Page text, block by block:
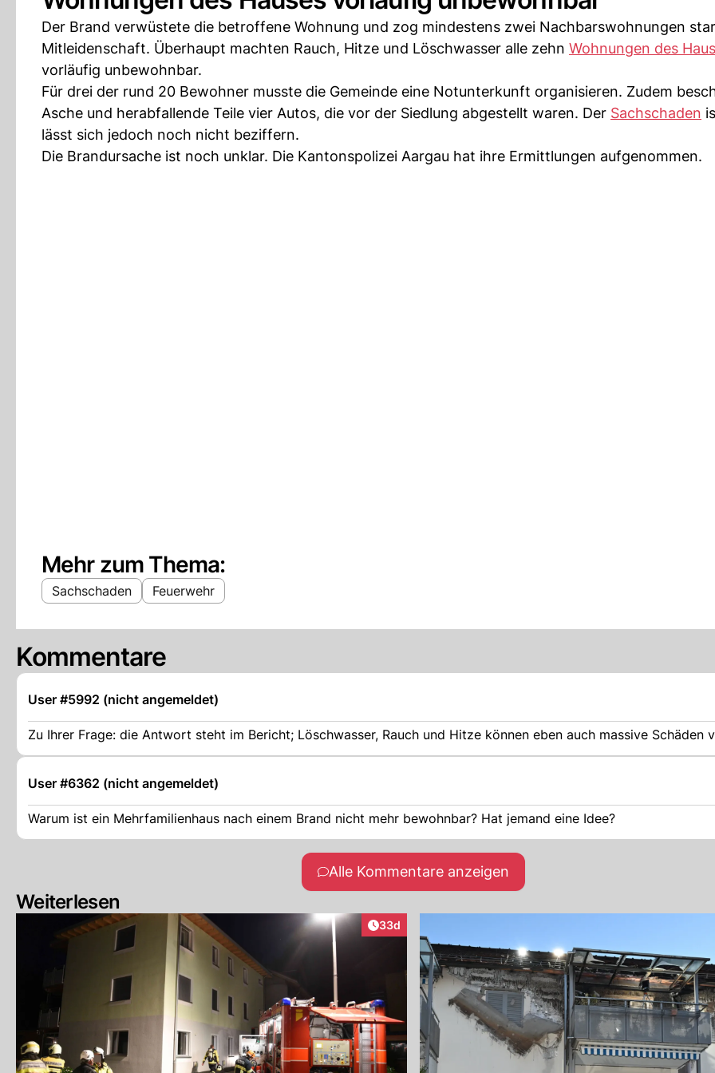
Der Brand verwüstete die betroffene Wohnung und zog mindestens zwei Nachbarswohnungen
Mitleidenschaft. Überhaupt machten Rauch, Hitze und Löschwasser alle zehn Wohnungen des
vorläufig unbewohnbar.
Für drei der rund 20 Bewohner musste die Gemeinde eine Notunterkunft organisieren. Zudem
Asche und herabfallende Teile vier Autos, die vor der Siedlung abgestellt waren. Der Sachschaden
lässt sich jedoch noch nicht beziffern.
Die Brandursache ist noch unklar. Die Kantonspolizei Aargau hat ihre Ermittlungen aufgenommen.
Mehr zum Thema:
Sachschaden Feuerwehr
Kommentare
User #5992 (nicht angemeldet)
Zu Ihrer Frage: die Antwort steht im Bericht; Löschwasser, Rauch und Hitze können
User #6362 (nicht angemeldet)
Warum ist ein Mehrfamilienhaus nach einem Brand nicht mehr bewohnbar? Hat jemand eine Idee?
Alle Kommentare anzeigen
Weiterlesen
Artikel veröffentlicht:
33d